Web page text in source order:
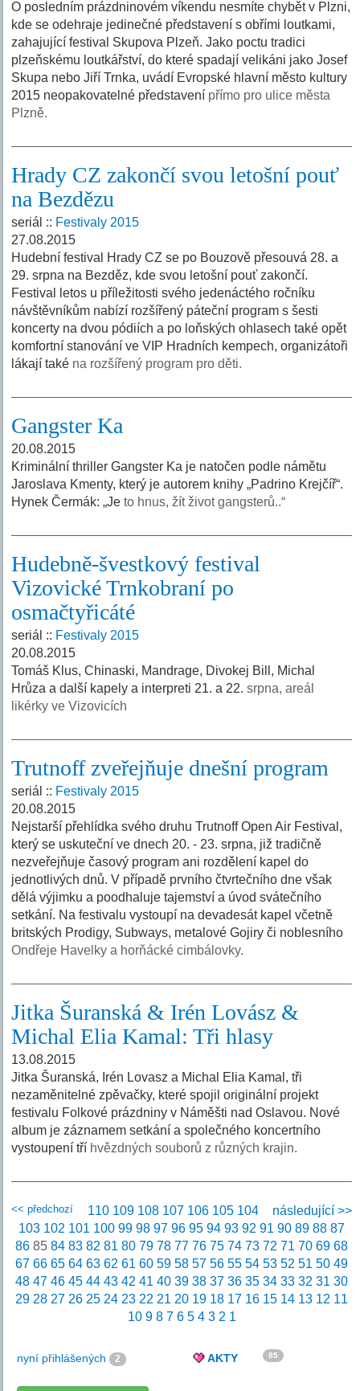
O posledním prázdninovém víkendu nesmíte chybět v Plzni,
kde se odehraje jedinečné představení s obřími loutkami,
zahajující festival Skupova Plzeň. Jako poctu tradici
plzeňskému loutkářství, do které spadají velikáni jako Josef
Skupa nebo Jiří Trnka, uvádí Evropské hlavní město kultury
2015 neopakovatelné představení přímo pro ulice města
Plzně.
Hrady CZ zakončí svou letošní pouť
na Bezdězu
seriál :: Festivaly 2015
27.08.2015
Hudební festival Hrady CZ se po Bouzově přesouvá 28. a
29. srpna na Bezděz, kde svou letošní pouť zakončí.
Festival letos u příležitosti svého jedenáctého ročníku
návštěvníkům nabízí rozšířený páteční program s šesti
koncerty na dvou pódiích a po loňských ohlasech také opět
komfortní stanování ve VIP Hradních kempech, organizátoři
lákají také na rozšířený program pro děti.
Gangster Ka
20.08.2015
Kriminální thriller Gangster Ka je natočen podle námětu
Jaroslava Kmenty, který je autorem knihy „Padrino Krejčíř“.
Hynek Čermák: „Jeto hnus, žít život gangsterů..“
Hudebně-švestkový festival
Vizovické Trnkobraní po
osmačtyřicáté
seriál :: Festivaly 2015
20.08.2015
Tomáš Klus, Chinaski, Mandrage, Divokej Bill, Michal
Hrůza a další kapely a interpreti 21. a 22.srpna, areál
likérky ve Vizovicích
Trutnoff zveřejňuje dnešní program
seriál :: Festivaly 2015
20.08.2015
Nejstarší přehlídka svého druhu Trutnoff Open Air Festival,
který se uskuteční ve dnech 20. - 23. srpna, již tradičně
nezveřejňuje časový program ani rozdělení kapel do
jednotlivých dnů. V případě prvního čtvrtečního dne však
dělá výjimku a poodhaluje tajemství a úvod svátečního
setkání. Na festivalu vystoupí na devadesát kapel včetně
britských Prodigy, Subways, metalové Gojiry či noblesního
Ondřeje Havelky a horňácké cimbálovky.
Jitka Šuranská & Irén Lovász &
Michal Elia Kamal: Tři hlasy
13.08.2015
Jitka Šuranská, Irén Lovasz a Michal Elia Kamal, tři
nezaměnitelné zpěvačky, které spojil originální projekt
festivalu Folkové prázdniny v Náměšti nad Oslavou. Nové
album je záznamem setkání a společného koncertního
vystoupení tří hvězdných souborů z různých krajin.
<< předchozí následující >>
110 109 108 107 106 105 104
103 102 101 100 99 98 97 96 95 94 93 92 91 90 89 88 87
86 8584 83 82 81 80 79 78 77 76 75 74 73 72 71 70 69 68
67 66 65 64 63 62 61 60 59 58 57 56 55 54 53 52 51 50 49
48 47 46 45 44 43 42 41 40 39 38 37 36 35 34 33 32 31 30
29 28 27 26 25 24 23 22 21 20 19 18 17 16 15 14 13 12 11
10 9 8 7 6 5 4 3 2 1
nyní přihlášených 2 AKTY 85